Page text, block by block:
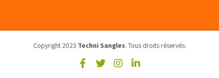
Copyright 2023 Techni Sangles. Tous droits réservés.